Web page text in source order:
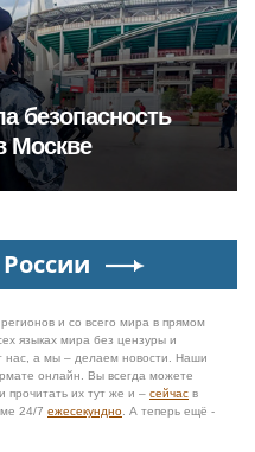
безопасность
Москве
и со всего мира в прямом
языках мира без цензуры и
нас, а мы – делаем новости. Наши
онлайн. Вы всегда можете
и прочитать их тут же и – сейчас в
24/7 ежесекундно . А теперь ещё -